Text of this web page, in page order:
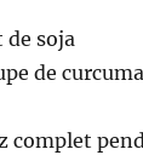
de soja
de
complet